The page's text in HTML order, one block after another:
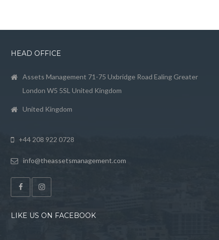
HEAD OFFICE
Assets Management 71-75 Uxbridge Road Ealing Greater
London W5 5SL United Kingdom
United Kingdom
+44 208 922 0728
info@theassetsmanagement.com
LIKE US ON FACEBOOK